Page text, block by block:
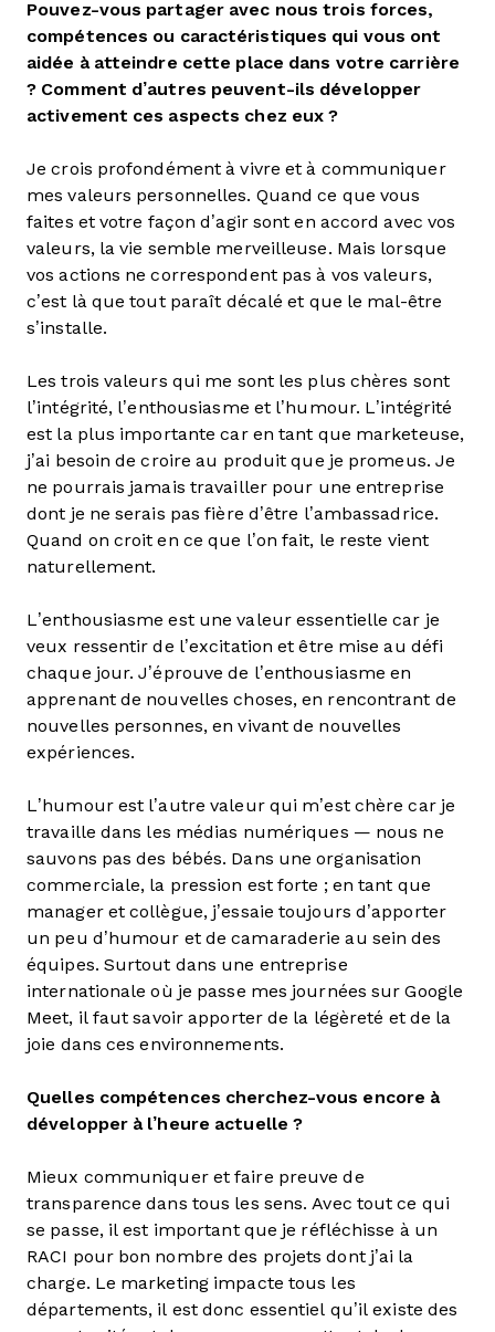
Pouvez-vous partager avec nous trois forces,
compétences ou caractéristiques qui vous ont
aidée à atteindre cette place dans votre carrière
? Comment d’autres peuvent-ils développer
activement ces aspects chez eux ?
Je crois profondément à vivre et à communiquer
mes valeurs personnelles. Quand ce que vous
faites et votre façon d’agir sont en accord avec vos
valeurs, la vie semble merveilleuse. Mais lorsque
vos actions ne correspondent pas à vos valeurs,
c’est là que tout paraît décalé et que le mal-être
s’installe.
Les trois valeurs qui me sont les plus chères sont
l’intégrité, l’enthousiasme et l’humour. L’intégrité
est la plus importante car en tant que marketeuse,
j’ai besoin de croire au produit que je promeus. Je
ne pourrais jamais travailler pour une entreprise
dont je ne serais pas fière d’être l’ambassadrice.
Quand on croit en ce que l’on fait, le reste vient
naturellement.
L’enthousiasme est une valeur essentielle car je
veux ressentir de l’excitation et être mise au défi
chaque jour. J’éprouve de l’enthousiasme en
apprenant de nouvelles choses, en rencontrant de
nouvelles personnes, en vivant de nouvelles
expériences.
L’humour est l’autre valeur qui m’est chère car je
travaille dans les médias numériques — nous ne
sauvons pas des bébés. Dans une organisation
commerciale, la pression est forte ; en tant que
manager et collègue, j’essaie toujours d’apporter
un peu d’humour et de camaraderie au sein des
équipes. Surtout dans une entreprise
internationale où je passe mes journées sur Google
Meet, il faut savoir apporter de la légèreté et de la
joie dans ces environnements.
Quelles compétences cherchez-vous encore à
développer à l’heure actuelle ?
Mieux communiquer et faire preuve de
transparence dans tous les sens. Avec tout ce qui
se passe, il est important que je réfléchisse à un
RACI pour bon nombre des projets dont j’ai la
charge. Le marketing impacte tous les
départements, il est donc essentiel qu’il existe des